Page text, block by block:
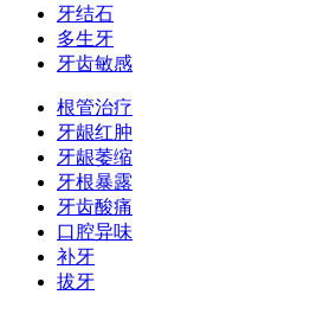
牙结石
多生牙
牙齿敏感
根管治疗
牙龈红肿
牙龈萎缩
牙根暴露
牙齿酸痛
口腔异味
补牙
拔牙